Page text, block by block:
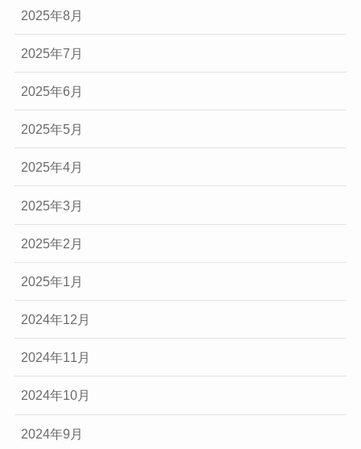
2025年8月
2025年7月
2025年6月
2025年5月
2025年4月
2025年3月
2025年2月
2025年1月
2024年12月
2024年11月
2024年10月
2024年9月